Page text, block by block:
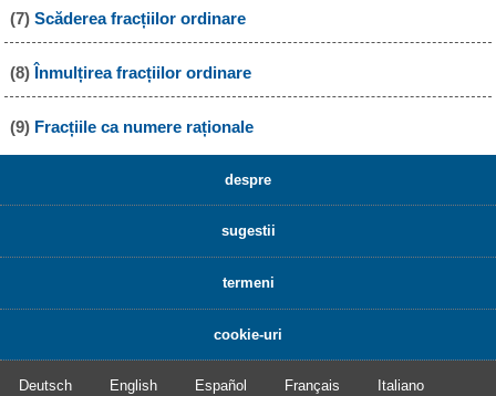
(7) Scăderea fracțiilor ordinare
(8) Înmulțirea fracțiilor ordinare
(9) Fracțiile ca numere raționale
despre
sugestii
termeni
cookie-uri
Deutsch English Español Français Italiano